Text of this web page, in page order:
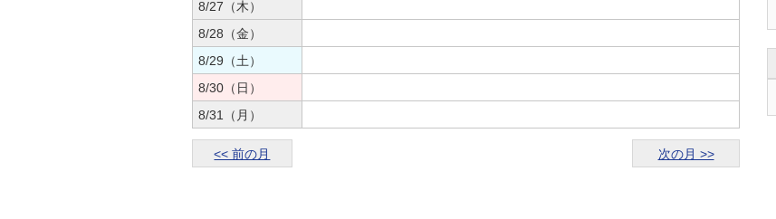
8/27（木）
8/28（金）
8/29（土）
8/30（日）
8/31（月）
<< 前の月 次の月 >>